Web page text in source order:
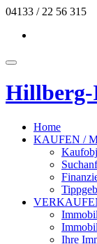
Skip
content
04133 / 22 56
Toggle
Home
KAUFEN /
Ihre